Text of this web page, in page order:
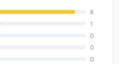
8
1
0
0
0